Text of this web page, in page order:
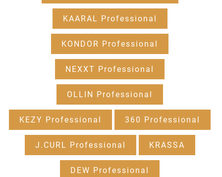
KAARAL Professional
KONDOR Professional
NEXXT Professional
OLLIN Professional
KEZY Professional 360 Professional
J.CURL Professional KRASSA
DEW Professional